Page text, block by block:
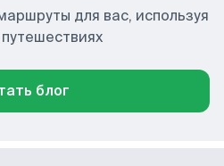
для вас, используя
блог